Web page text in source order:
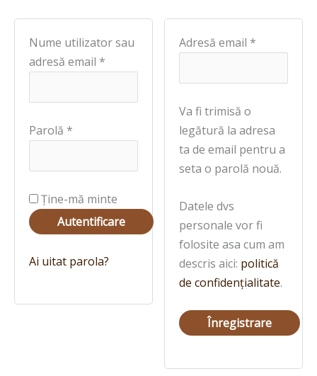
Nume utilizator sau
adresă email *
Parolă *
Ține-mă minte
Autentificare
Ai uitat parola?
Adresă email *
Va fi trimisă o
legătură la adresa
ta de email pentru a
seta o parolă nouă.
Datele dvs
personale vor fi
folosite asa cum am
descris aici: politică
de confidențialitate.
Înregistrare